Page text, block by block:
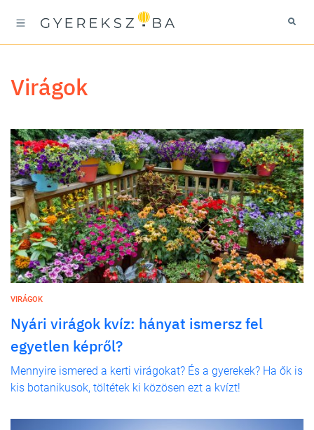
virágok
VIRÁGOK
Nyári virágok kvíz: hányat ismersz fel
egyetlen képről?
Mennyire ismered a kerti virágokat? És a gyerekek? Ha ők is
kis botanikusok, töltétek ki közösen ezt a kvízt!